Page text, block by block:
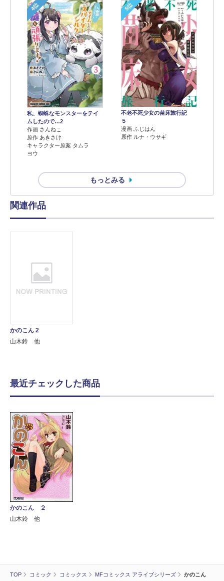
TOP コミック コミックス MFコミックス アライブシリーズ
かのこん
4位
私、蜘蛛なモンスターをテイ
ムしたので…2
作画 さんねこ
原作 あきさけ
キャラクター原案 タムラ
ヨウ
5位
不老不死少女の苗床旅行記
５
漫画 ふじはん
原作 ルナ・ウサギ
もっとみる
関連作品
かのこん 2
山木鈴 他
最近チェックした商品
かのこん ２
山木鈴 他